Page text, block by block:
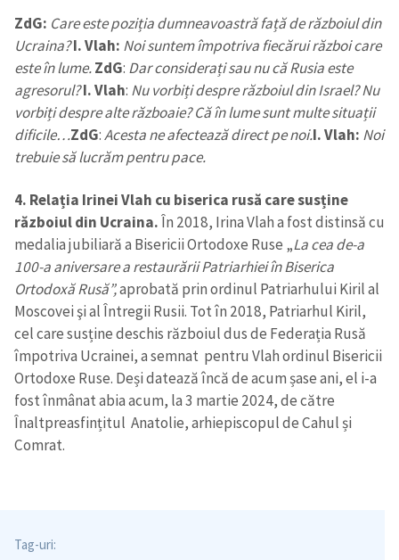
ZdG: Care este poziția dumneavoastră față de războiul din
Ucraina?I. Vlah: Noi suntem împotriva fiecărui război care
este în lume.ZdG: Dar considerați sau nu că Rusia este
agresorul?I. Vlah: Nu vorbiți despre războiul din Israel? Nu
vorbiți despre alte războaie? Că în lume sunt multe situații
dificile…ZdG:Acesta ne afectează direct pe noi.I. Vlah: Noi
trebuie să lucrăm pentru pace.
4. Relația Irinei Vlah cu biserica rusă care susține
războiul din Ucraina.În 2018, Irina Vlah a fost distinsă cu
medalia jubiliară a Bisericii Ortodoxe Ruse „La cea de-a
100-a aniversare a restaurării Patriarhiei în Biserica
Ortodoxă Rusă”,aprobată prin ordinul Patriarhului Kiril al
Moscovei şi al Întregii Rusii. Tot în 2018, Patriarhul Kiril,
cel care susține deschis războiul dus de Federația Rusă
împotriva Ucrainei, a semnat pentru Vlah ordinul Bisericii
Ortodoxe Ruse. Deși datează încă de acum șase ani, el i-a
fost înmânat abia acum, la 3 martie 2024, de către
Înaltpreasfințitul Anatolie, arhiepiscopul de Cahul și
Comrat.
Tag-uri:
TRIMITE ȘTIREA